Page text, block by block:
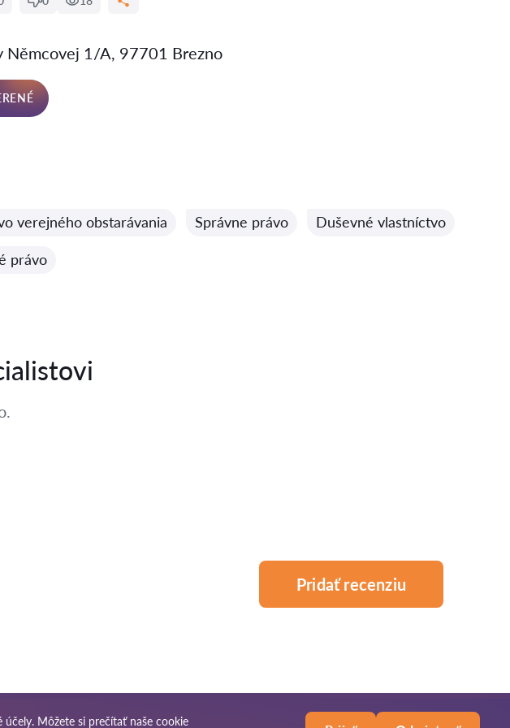
Němcovej 1/A, 97701 Brezno
verejného obstarávania Správne právo Duševné vlastníctvo
právo
Pridať recenziu
účely. Môžete si prečítať naše cookie